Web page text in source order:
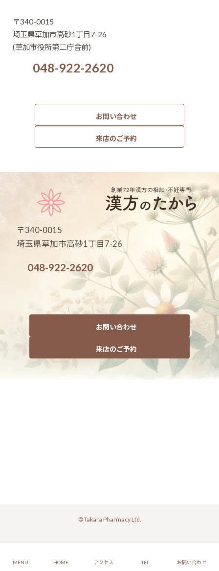
〒340-0015
埼玉県草加市高砂1丁目7-26
(草加市役所第二庁舎前)
048-922-2620
お問い合わせ
来店のご予約
創業72年漢方の相談･不妊専門
〒340-0015
埼玉県草加市高砂1丁目7-26
048-922-2620
お問い合わせ
来店のご予約
© Takara Pharmacy Ltd.
MENU HOME アクセス TEL お問い合わせ